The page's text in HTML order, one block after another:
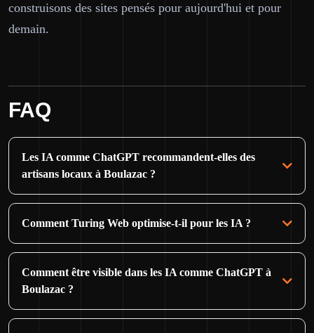
construisons des sites pensés pour aujourd'hui et pour
demain.
FAQ
Les IA comme ChatGPT recommandent-elles des
artisans locaux à Boulazac ?
Comment Turing Web optimise-t-il pour les IA ?
Comment être visible dans les IA comme ChatGPT à
Boulazac ?